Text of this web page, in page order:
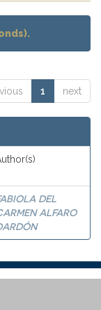
1 next
DEL
ALFARO